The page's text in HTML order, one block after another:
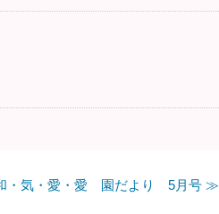
・気・愛・愛 園だより 5月号 ≫